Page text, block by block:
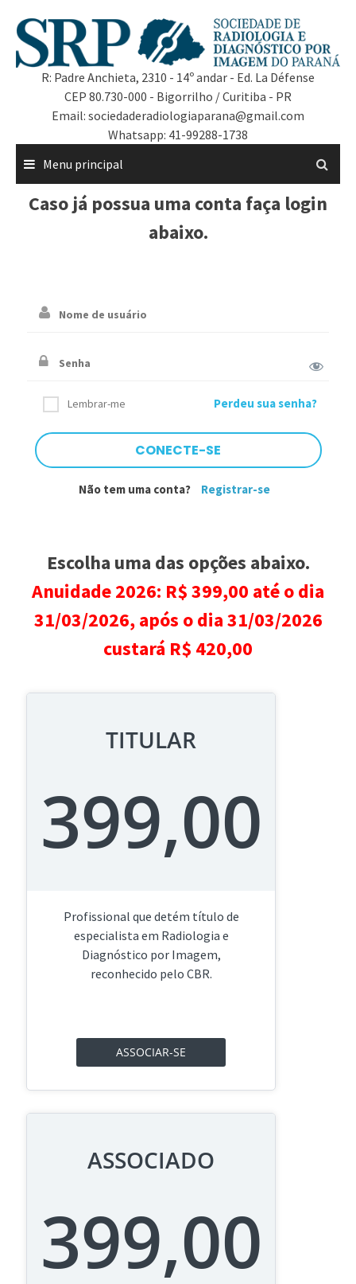
R: Padre Anchieta, 2310 - 14º andar - Ed. La Défense
CEP 80.730-000 - Bigorrilho / Curitiba - PR
Email: sociedaderadiologiaparana@gmail.com
Whatsapp: 41-99288-1738
Menu principal
Caso já possua uma conta faça login
abaixo.
Lembrar-me Perdeu sua senha?
Não tem uma conta? Registrar-se
Escolha uma das opções abaixo.
Anuidade 2026: R$ 399,00 até o dia
31/03/2026, após o dia 31/03/2026
custará R$ 420,00
TITULAR
399,00
Profissional que detém título de
especialista em Radiologia e
Diagnóstico por Imagem,
reconhecido pelo CBR.
ASSOCIAR-SE
ASSOCIADO
399,00